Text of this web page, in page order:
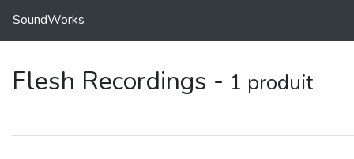
SoundWorks
Flesh Recordings - 1 produit